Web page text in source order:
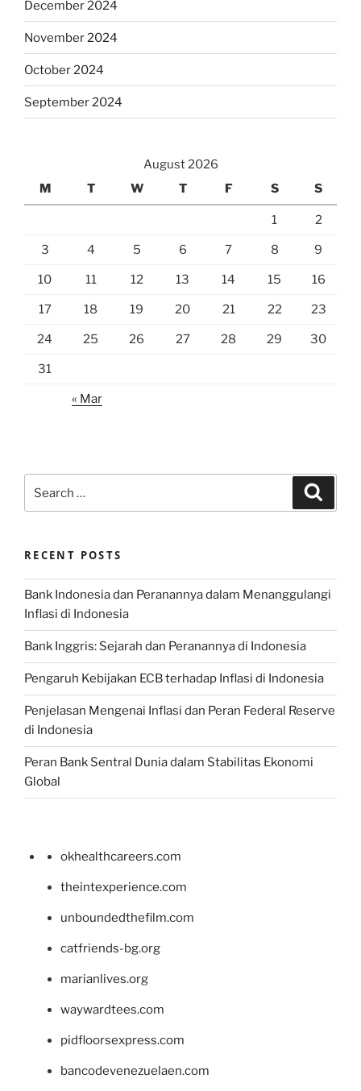
December 2024
November 2024
October 2024
September 2024
August 2026
M
T W T F S S
1 2
3 4 5 6 7 8 9
10 11 12 13 14 15 16
17 18 19 20 21 22 23
24 25 26 27 28 29 30
31
« Mar
for:
RECENT POSTS
Bank Indonesia dan Peranannya dalam Menanggulangi
Inflasi di Indonesia
Bank Inggris: Sejarah dan Peranannya di Indonesia
Pengaruh Kebijakan ECB terhadap Inflasi di Indonesia
Penjelasan Mengenai Inflasi dan Peran Federal Reserve
di Indonesia
Peran Bank Sentral Dunia dalam Stabilitas Ekonomi
Global
okhealthcareers.com
theintexperience.com
unboundedthefilm.com
catfriends-bg.org
marianlives.org
waywardtees.com
pidfloorsexpress.com
bancodevenezuelaen.com